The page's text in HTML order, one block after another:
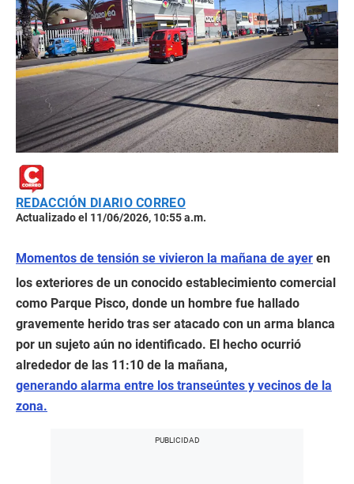
REDACCIÓN DIARIO CORREO
Actualizado el 11/06/2026, 10:55 a.m.
Momentos de tensión se vivieron la mañana de ayer en
los exteriores de un conocido establecimiento comercial
como Parque Pisco, donde un hombre fue hallado
gravemente herido tras ser atacado con un arma blanca
por un sujeto aún no identificado. El hecho ocurrió
alrededor de las 11:10 de la mañana,
generando alarma entre los transeúntes y vecinos de la
zona.